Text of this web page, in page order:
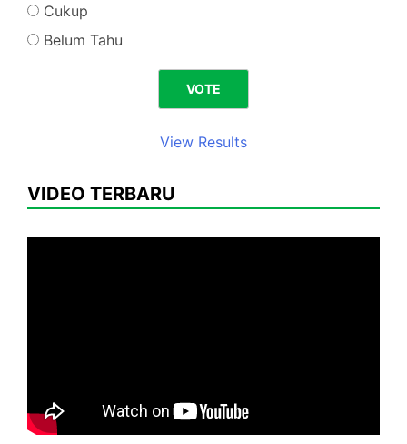
Cukup
Belum Tahu
View Results
VIDEO TERBARU